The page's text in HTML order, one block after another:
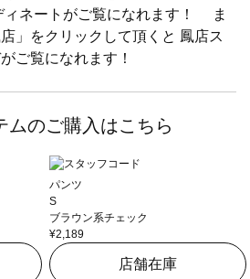
ネートがご覧になれます！ ま
」をクリックして頂くと 鳳店ス
ご覧になれます！
ムのご購入はこちら
パンツ
S
ブラウン系チェック
¥2,189
店舗在庫